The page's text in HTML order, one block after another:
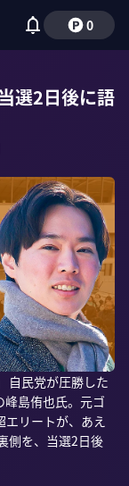
0
選2日後に語
自民党が圧勝した
島侑也氏。元ゴ
エリートが、あえ
側を、当選2日後